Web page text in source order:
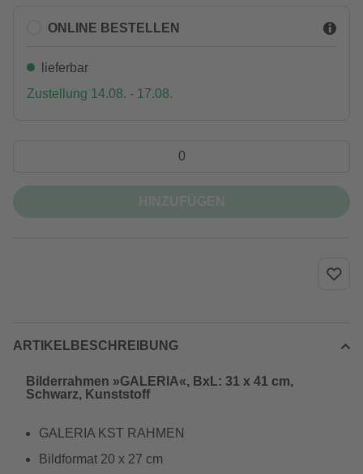
ONLINE BESTELLEN
lieferbar
Zustellung 14.08. - 17.08.
ARTIKELBESCHREIBUNG
Bilderrahmen »GALERIA«, BxL: 31 x 41 cm,
Schwarz, Kunststoff
GALERIA KST RAHMEN
Bildformat 20 x 27 cm